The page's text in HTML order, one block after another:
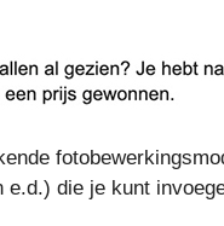
e.d.) die je kunt